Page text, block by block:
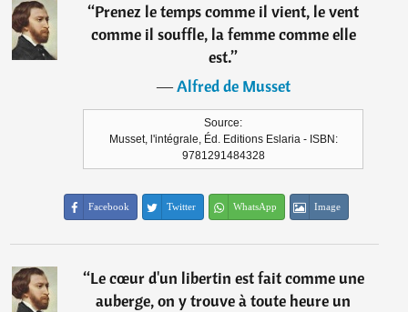
“Prenez le temps comme il vient, le vent
comme il souffle, la femme comme elle
est.”
―Alfred de Musset
Source:
Musset, l'intégrale, Éd. Editions Eslaria - ISBN:
9781291484328
Facebook Twitter WhatsApp Image
“Le cœur d'un libertin est fait comme une
auberge, on y trouve à toute heure un